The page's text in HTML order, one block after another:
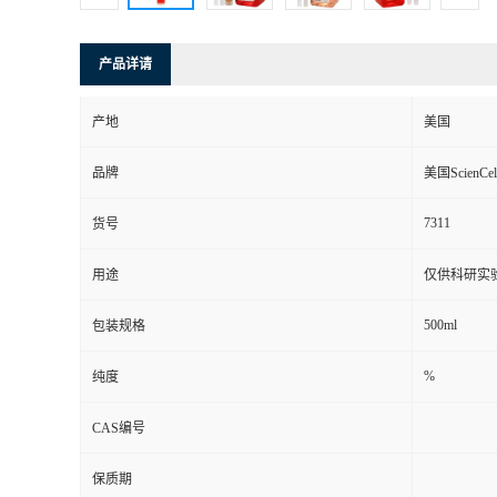
产品详请
产地 美国
品牌 美国
货号 7311
用途 仅供科研实
包装规格 500ml
纯度 %
CAS编号
保质期